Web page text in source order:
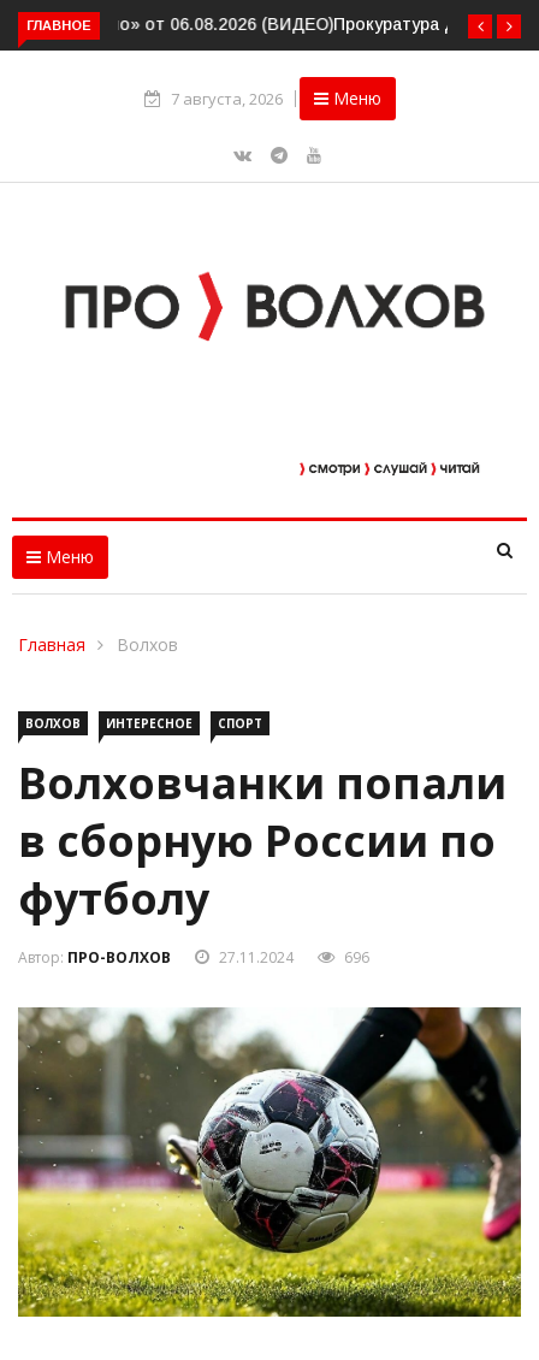
ГЛАВНОЕ
Прокуратура держит на контроле организацию
пассажирских перевозок в Волховском районе
7 августа, 2026
ВОЛХОВ ИНТЕРЕСНОЕ СПОРТ
Волховчанки попали
в сборную России по
футболу
Автор:ПРО-ВОЛХОВ 27.11.2024 696